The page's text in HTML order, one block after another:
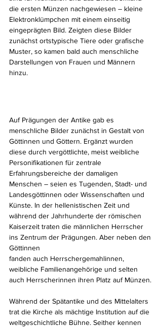
die ersten Münzen nachgewiesen – kleine
Elektronklümpchen mit einem einseitig
eingeprägten Bild. Zeigten diese Bilder
zunächst ortstypische Tiere oder grafische
Muster, so kamen bald auch menschliche
Darstellungen von Frauen und Männern
hinzu.
Auf Prägungen der Antike gab es
menschliche Bilder zunächst in Gestalt von
Göttinnen und Göttern. Ergänzt wurden
diese durch vergöttlichte, meist weibliche
Personifikationen für zentrale
Erfahrungsbereiche der damaligen
Menschen – seien es Tugenden, Stadt- und
Landesgöttinnen oder Wissenschaften und
Künste. In der hellenistischen Zeit und
während der Jahrhunderte der römischen
Kaiserzeit traten die männlichen Herrscher
ins Zentrum der Prägungen. Aber neben den
Göttinnen
fanden auch Herrschergemahlinnen,
weibliche Familienangehörige und selten
auch Herrscherinnen ihren Platz auf Münzen.
Während der Spätantike und des Mittelalters
trat die Kirche als mächtige Institution auf die
weltgeschichtliche Bühne. Seither kennen